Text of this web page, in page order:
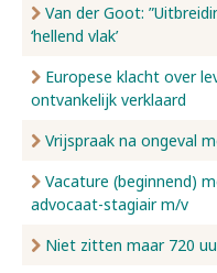
Van der Goot:
‘hellend vlak’
Europese klacht over
ontvankelijk verklaard
Vrijspraak na ongeval
Vacature (beginnend)
advocaat-stagiair m/v
Niet zitten maar 720